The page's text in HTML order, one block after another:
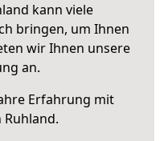
kann viele
bringen, um Ihnen
wir Ihnen unsere
an.
Erfahrung mit
Ruhland.